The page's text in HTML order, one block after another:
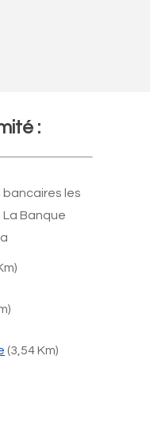
:
bancaires les
Banque
(3,54 Km)